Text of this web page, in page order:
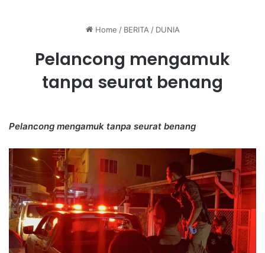
Home / BERITA / DUNIA
Pelancong mengamuk
tanpa seurat benang
Pelancong mengamuk tanpa seurat benang